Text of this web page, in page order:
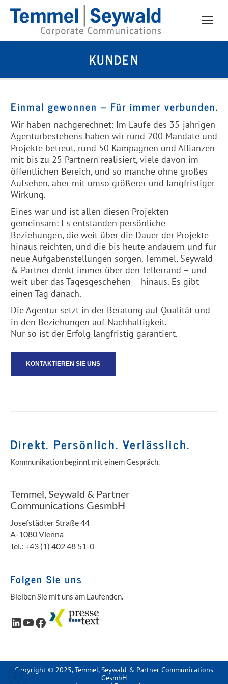
KUNDEN
Einmal gewonnen – Für immer verbunden.
Wir haben nachgerechnet: Im Laufe des 35-jährigen
Agenturbestehens haben wir rund 200 Mandate und
Projekte betreut, rund 50 Kampagnen und Allianzen
mit bis zu 25 Partnern realisiert, viele davon im
öffentlichen Bereich, und so manche ohne großes
Aufsehen, aber mit umso größerer und langfristiger
Wirkung.
Eines war und ist allen diesen Projekten
gemeinsam: Es entstanden persönliche
Beziehungen, die weit über die Dauer der Projekte
hinaus reichten, und die bis heute andauern und für
neue Aufgabenstellungen sorgen. Temmel, Seywald
& Partner denkt immer über den Tellerrand – und
weit über das Tagesgeschehen – hinaus. Es gibt
einen Tag danach.
Die Agentur setzt in der Beratung auf Qualität und
in den Beziehungen auf Nachhaltigkeit.
Nur so ist der Erfolg langfristig garantiert.
KONTAKTIEREN SIE UNS
Direkt. Persönlich. Verlässlich.
Kommunikation beginnt mit einem Gespräch.
Temmel, Seywald & Partner
Communications GesmbH
Josefstädter Straße 44
A-1080 Vienna
Tel.: +43 (1) 402 48 51-0
Folgen Sie uns
Bleiben Sie mit uns am Laufenden.
LinkedIn
YouTube
Facebook
Copyright © 2025, Temmel, Seywald & Partner Communications
GesmbH